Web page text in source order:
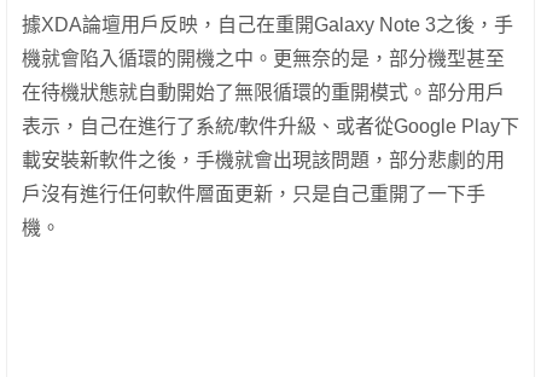
據XDA論壇用戶反映，自己在重開Galaxy Note 3之後，手
機就會陷入循環的開機之中。更無奈的是，部分機型甚至
在待機狀態就自動開始了無限循環的重開模式。部分用戶
表示，自己在進行了系統/軟件升級、或者從Google Play下
載安裝新軟件之後，手機就會出現該問題，部分悲劇的用
戶沒有進行任何軟件層面更新，只是自己重開了一下手
機。